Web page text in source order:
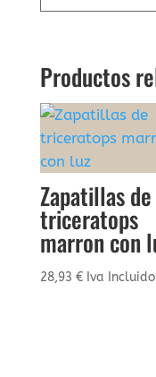
Productos
Zapatillas de
triceratops
marron con
28,93 € Iva Incluido